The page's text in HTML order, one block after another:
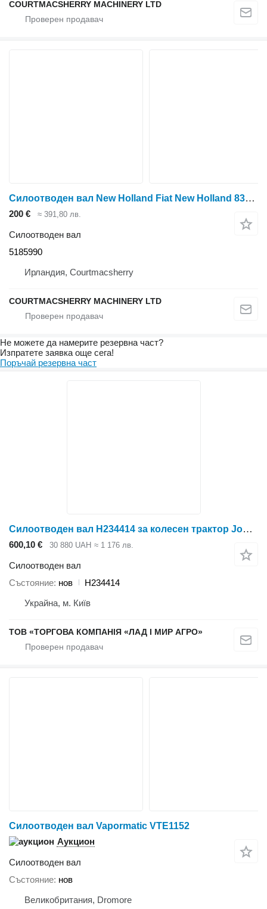
COURTMACSHERRY MACHINERY LTD
Силоотводен вал New Holland Fiat New Holland 8360, Tm, Mxmx, 60, Fiat M Series, 4wd Drive Sh 5185990 за колесен трактор New Holland 8360
200 € ≈ 391,80 лв.
Силоотводен вал
5185990
Ирландия, Courtmacsherry
COURTMACSHERRY MACHINERY LTD
Не можете да намерите резервна част?
Изпратете заявка още сега!
Поръчай резервна част
Силоотводен вал H234414 за колесен трактор John Deere
600,10 € 30 880 UAH ≈ 1 176 лв.
Силоотводен вал
Състояние нов
H234414
Украйна, м. Київ
ТОВ «ТОРГОВА КОМПАНІЯ «ЛАД І МИР АГРО»
Силоотводен вал Vapormatic VTE1152
Аукцион
Силоотводен вал
Състояние нов
Великобритания, Dromore